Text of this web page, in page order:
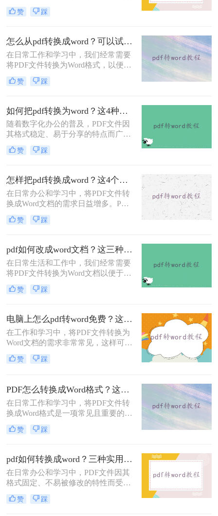
广受欢迎，但在某些情况下，我们可
能需要将其转换为可编辑的Word文
文档呢？本文将介绍三种在电脑上将
PDF转换为Word文档的方法。
赞 踩
怎么从pdf转换成word？可以试试这三个方法！
在日常工作和学习中，我们经常需要
将PDF文件转换为Word格式，以便于
编辑和修改。那么怎么从pdf转换成
word呢？本文将介绍三种将PDF转换
和适用场景，您可以根据自己的需求
选择最合适的方式。
赞 踩
如何把pdf转换为word？这4种转换方法快来看！
随着数字化办公的普及，PDF文件因
其格式稳定、易于分享的特点而广泛
应用于各类文档的保存与传输。然
而，在需要对PDF文档进行编辑时，
首选。那么如何把pdf转换为word呢？
本文将介绍四种将PDF转换为Word的
方法。
赞 踩
怎样把pdf转换成word？这4个转换方法快收藏起来！
在日常办公和学习中，将PDF文件转
换成Word文档的需求日益增多。PDF
文件因其不易被编辑和修改的特性而
广受青睐，但在某些情况下，我们可
步的编辑和修改。那么怎样把PDF转
换成Word呢？本文将介绍四种将PDF
转换成Word的方法，旨在帮助用户快
速、准确地完成PDF到Word的转换。
赞 踩
pdf如何改成word文档？这三种方法快来尝试下吧 ！
在日常生活和工作中，我们经常需要
将PDF文件转换为Word文档以便于编
辑和修改。那么pdf如何改成word文档
呢？本文将介绍三种常用的方法来实
赞 踩
电脑上怎么pdf转word免费？这三个方法分享给大家！
在工作和学习中，将PDF文件转换为
Word文档的需求非常常见，这样可以
方便地编辑和修改文档内容。那么电
脑上怎么PDF转Word免费呢？本文将
助您根据实际需求选择最合适的方
式。
赞 踩
PDF怎么转换成Word格式？这四种方法分享给你！
在日常工作和学习中，将PDF文件转
换成Word格式是一项常见且重要的任
务。Word文档因其编辑灵活性和兼容
性而广受欢迎，特别是在需要修改或
转换成Word格式呢？本文将介绍四种
将PDF转换成Word格式的方法。
赞 踩
pdf如何转换成word？三种实用方法教会你！
在日常办公和学习中，PDF文件因其
格式固定、不易被修改的特性而受到
广泛应用。然而，当需要编辑或修改
PDF文件内容时，将其转换为Word文
赞 踩